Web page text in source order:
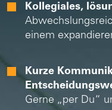
Kollegiales,
einem
Kurze
Gerne „per Du“